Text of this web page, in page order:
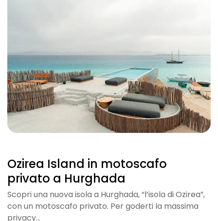
Ozirea Island in motoscafo
privato a Hurghada
Scopri una nuova isola a Hurghada, “l’isola di Ozirea”,
con un motoscafo privato. Per goderti la massima
privacy…